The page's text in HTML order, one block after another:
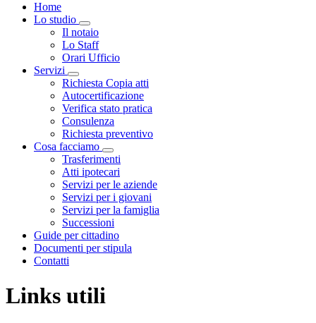
Home
Lo studio
Visualizza menù di secondo livello
Il notaio
Lo Staff
Orari Ufficio
Servizi
Visualizza menù di secondo livello
Richiesta Copia atti
Autocertificazione
Verifica stato pratica
Consulenza
Richiesta preventivo
Cosa facciamo
Visualizza menù di secondo livello
Trasferimenti
Atti ipotecari
Servizi per le aziende
Servizi per i giovani
Servizi per la famiglia
Successioni
Guide per cittadino
Documenti per stipula
Contatti
Links utili